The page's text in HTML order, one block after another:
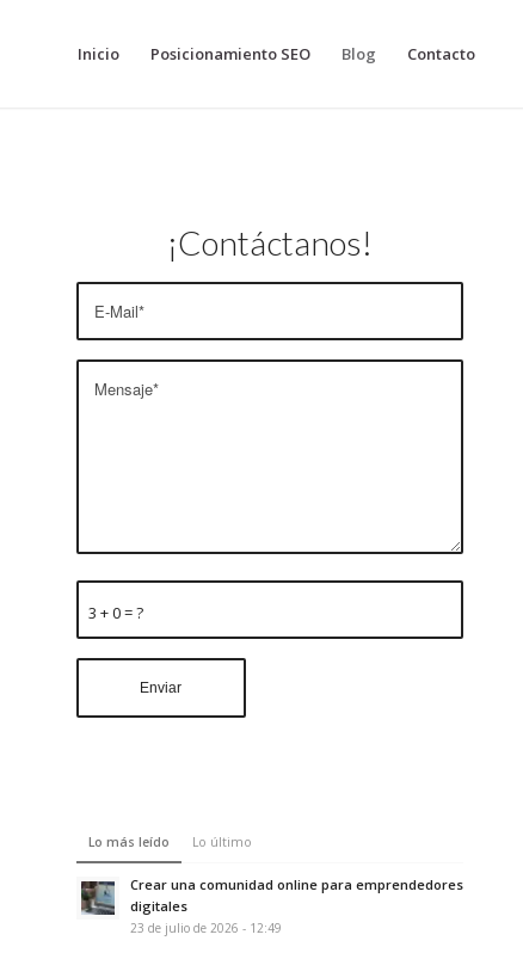
Inicio Posicionamiento SEO Blog Contacto
¡Contáctanos!
3 + 0 = ?
Lo más leído Lo último
Crear una comunidad online para emprendedores
digitales
23 de julio de 2026 - 12:49